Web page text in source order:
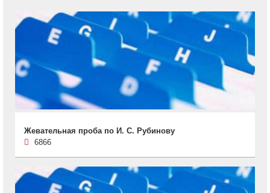
Жевательная проба по И. С. Рубинову
6866